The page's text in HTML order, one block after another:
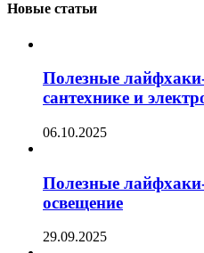
Новые статьи
Полезные
сантехнике и
06.10.2025
Полезные
освещение
29.09.2025